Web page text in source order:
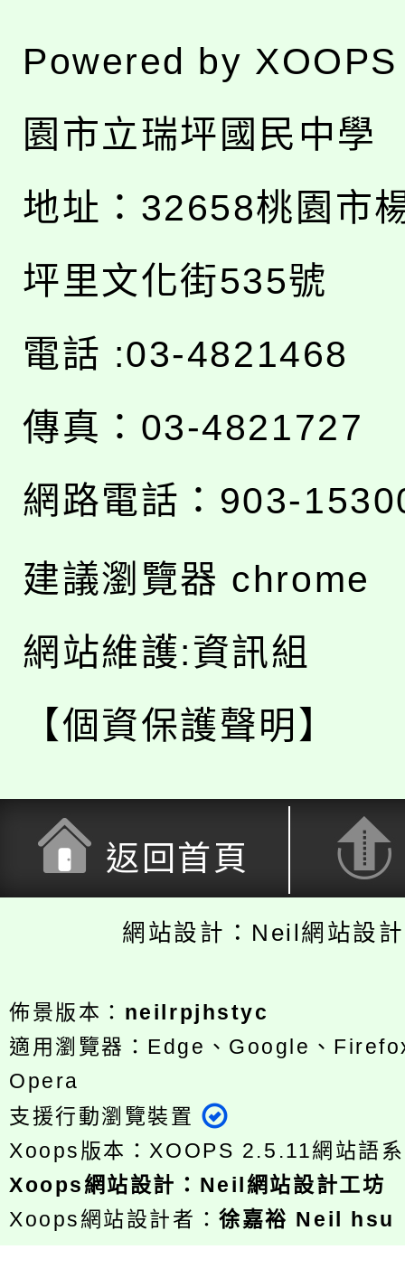
Powered by XOOPS
園市立瑞坪國民中學
地址： 32658桃園市
坪里文化街535號
電話 :03-4821468
傳真：03-4821727
網路電話：903-
建議瀏覽器 chrome
網站維護:資訊組
【個資保護聲明】
返回首頁
網站設計：Neil網站設
佈景版本： neilrpjhstyc
適用瀏覽器：Edge、Google、
Opera
支援行動瀏覽裝置
Xoops版本： XOOPS 2.5.11網站語
Xoops網站設計 ： Neil網站設計工坊
Xoops網站設計者：徐嘉裕 Neil hsu